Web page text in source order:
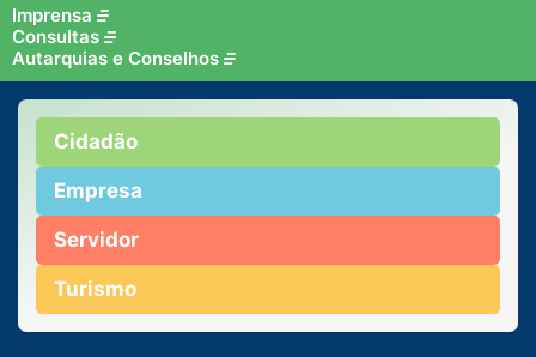
Imprensa
Consultas
Autarquias e Conselhos
Cidadão
Empresa
Servidor
Turismo